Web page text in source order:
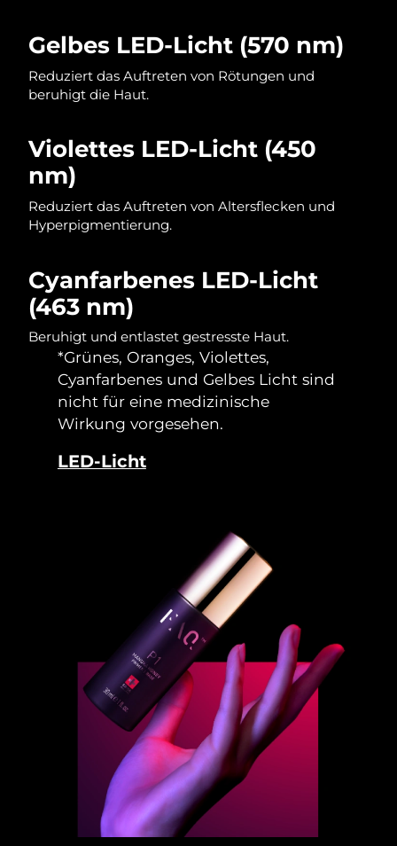
Gelbes LED-Licht (570 nm)
Reduziert das Auftreten von Rötungen und
beruhigt die Haut.
Violettes LED-Licht (450
nm)
Reduziert das Auftreten von Altersflecken und
Hyperpigmentierung.
Cyanfarbenes LED-Licht
(463 nm)
Beruhigt und entlastet gestresste Haut.
*Grünes, Oranges, Violettes,
Cyanfarbenes und Gelbes Licht sind
nicht für eine medizinische
Wirkung vorgesehen.
LED-Licht